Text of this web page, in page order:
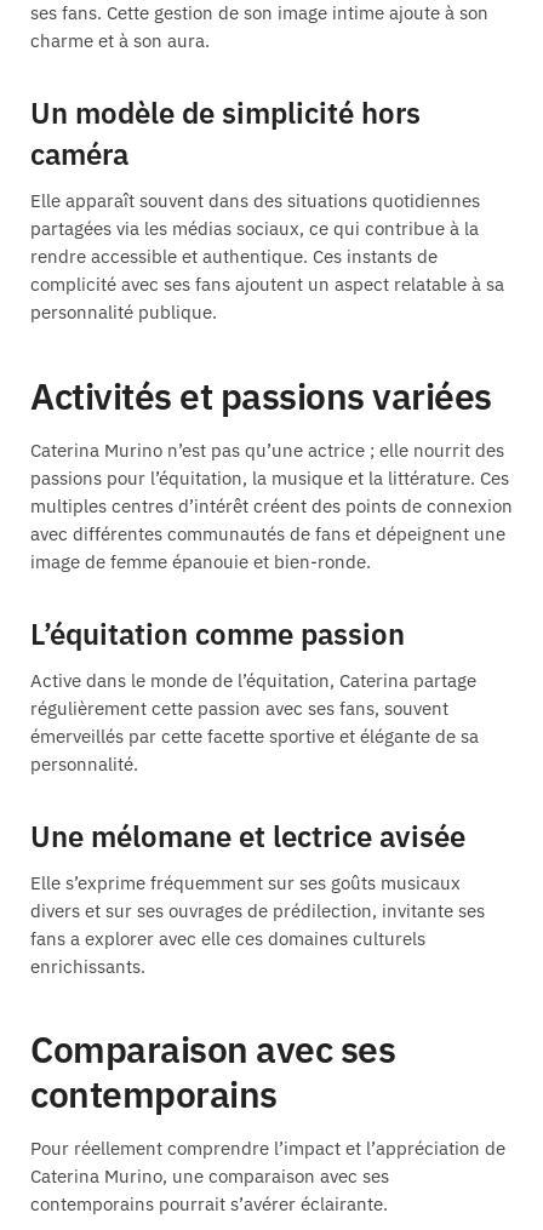
ses fans. Cette gestion de son image intime ajoute à son
charme et à son aura.
Un modèle de simplicité hors
caméra
Elle apparaît souvent dans des situations quotidiennes
partagées via les médias sociaux, ce qui contribue à la
rendre accessible et authentique. Ces instants de
complicité avec ses fans ajoutent un aspect relatable à sa
personnalité publique.
Activités et passions variées
Caterina Murino n’est pas qu’une actrice ; elle nourrit des
passions pour l’équitation, la musique et la littérature. Ces
multiples centres d’intérêt créent des points de connexion
avec différentes communautés de fans et dépeignent une
image de femme épanouie et bien-ronde.
L’équitation comme passion
Active dans le monde de l’équitation, Caterina partage
régulièrement cette passion avec ses fans, souvent
émerveillés par cette facette sportive et élégante de sa
personnalité.
Une mélomane et lectrice avisée
Elle s’exprime fréquemment sur ses goûts musicaux
divers et sur ses ouvrages de prédilection, invitante ses
fans a explorer avec elle ces domaines culturels
enrichissants.
Comparaison avec ses
contemporains
Pour réellement comprendre l’impact et l’appréciation de
Caterina Murino, une comparaison avec ses
contemporains pourrait s’avérer éclairante.